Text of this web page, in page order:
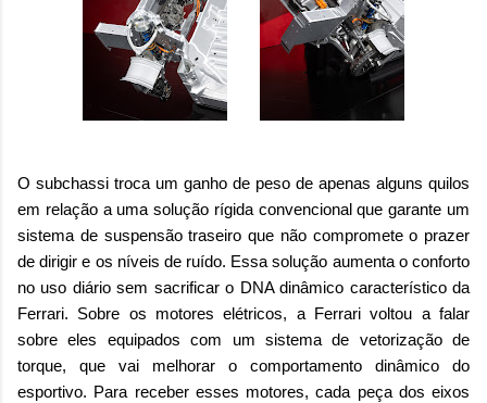
O subchassi troca um ganho de peso de apenas alguns quilos
em relação a uma solução rígida convencional que garante um
sistema de suspensão traseiro que não compromete o prazer
de dirigir e os níveis de ruído. Essa solução aumenta o conforto
no uso diário sem sacrificar o DNA dinâmico característico da
Ferrari. Sobre os motores elétricos, a Ferrari voltou a falar
sobre eles equipados com um sistema de vetorização de
torque, que vai melhorar o comportamento dinâmico do
esportivo. Para receber esses motores, cada peça dos eixos